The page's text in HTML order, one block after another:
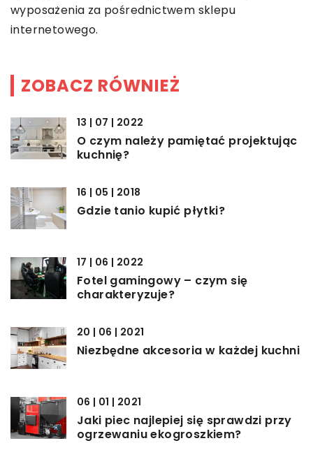
wyposażenia za pośrednictwem sklepu
internetowego.
ZOBACZ RÓWNIEŻ
13 | 07 | 2022
O czym należy pamiętać projektując
kuchnię?
16 | 05 | 2018
Gdzie tanio kupić płytki?
17 | 06 | 2022
Fotel gamingowy – czym się
charakteryzuje?
20 | 06 | 2021
Niezbędne akcesoria w każdej kuchni
06 | 01 | 2021
Jaki piec najlepiej się sprawdzi przy
ogrzewaniu ekogroszkiem?